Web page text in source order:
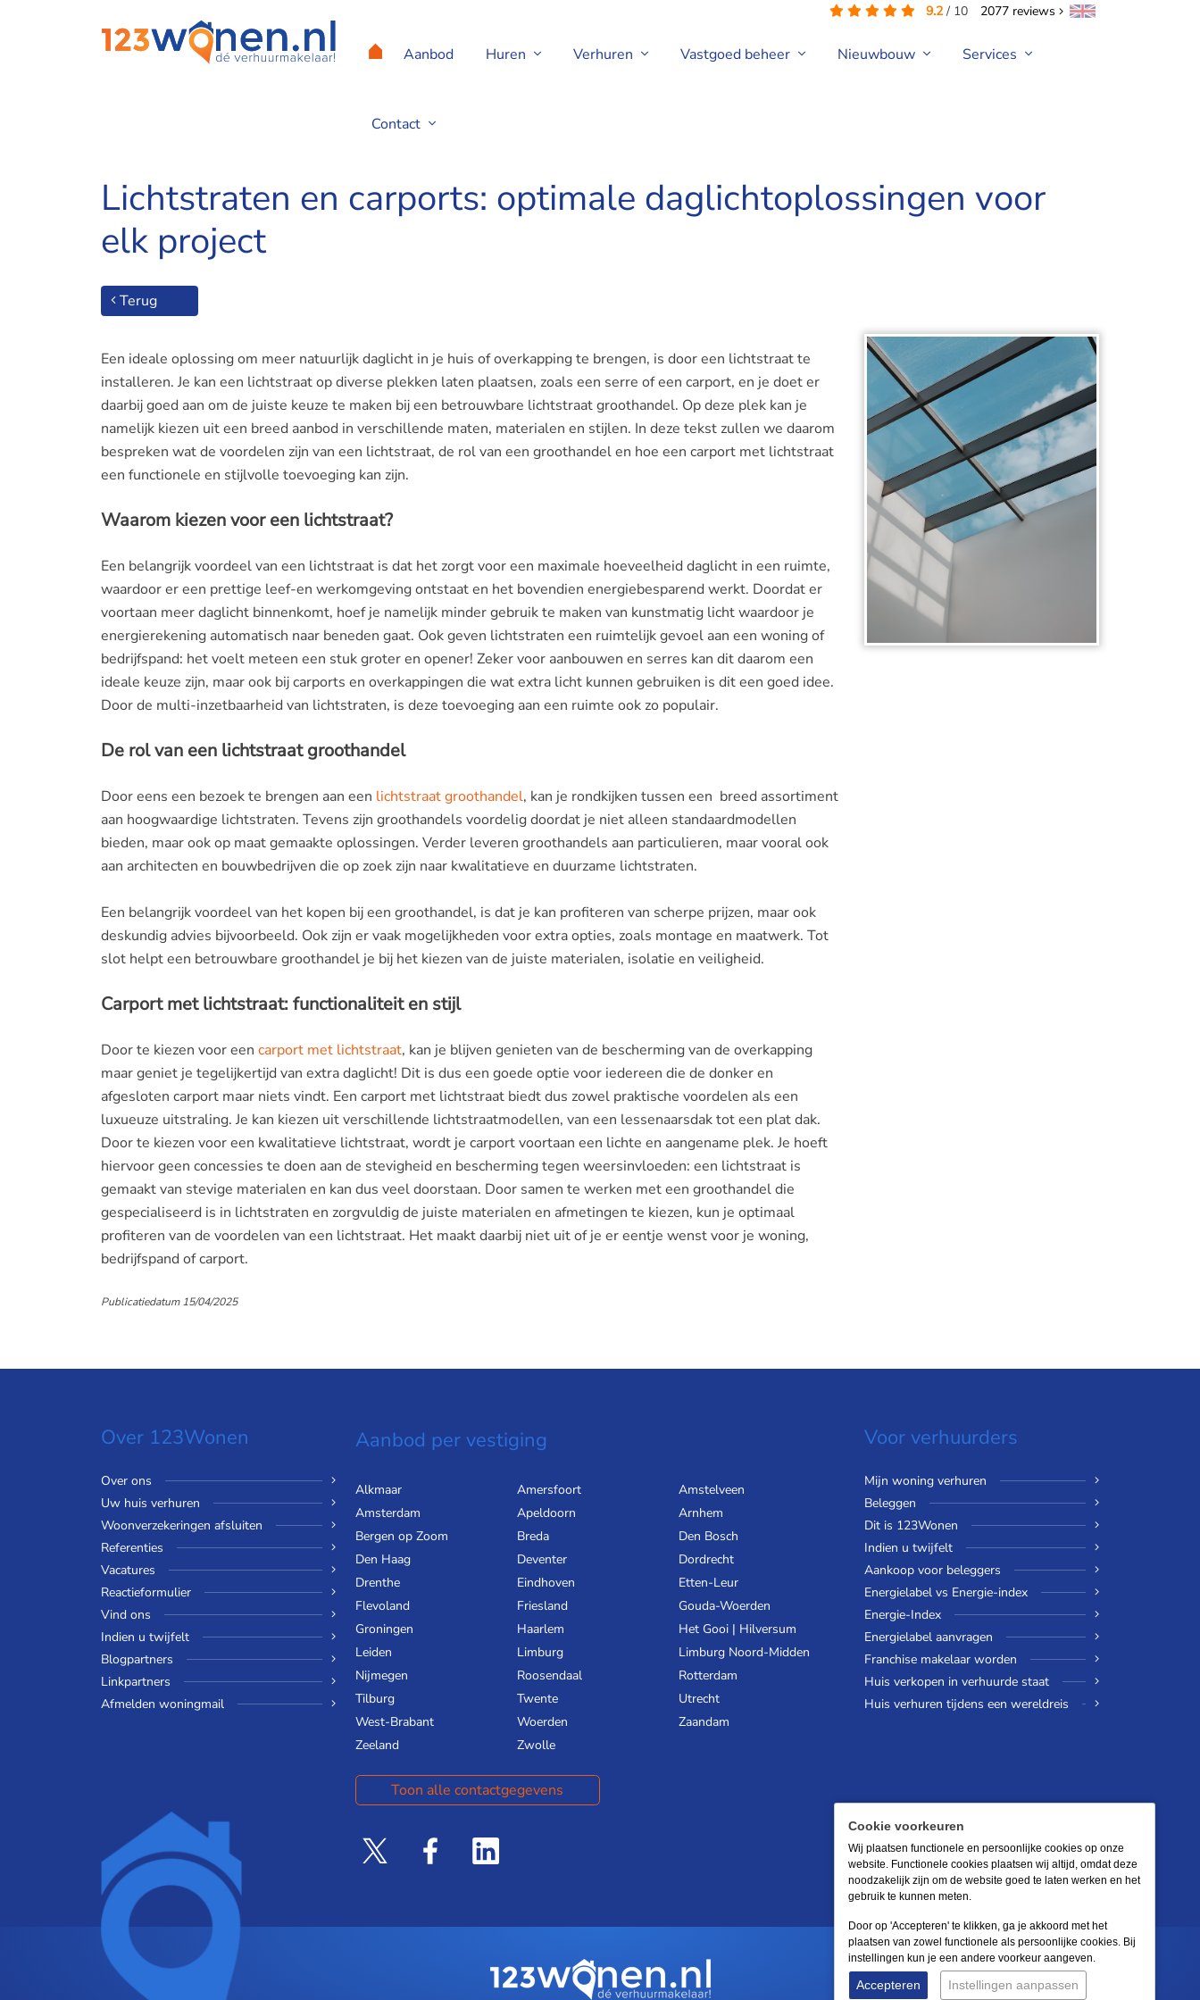
9.2/ 10 2077 reviews
Aanbod Huren Verhuren Vastgoed beheer Nieuwbouw Services
Contact
Lichtstraten en carports: optimale daglichtoplossingen voor elk project
Lichtstraten en carports: optimale daglichtoplossingen voor
elk project
Terug
Een ideale oplossing om meer natuurlijk daglicht in je huis of overkapping te brengen, is door een lichtstraat te
installeren. Je kan een lichtstraat op diverse plekken laten plaatsen, zoals een serre of een carport, en je doet er
daarbij goed aan om de juiste keuze te maken bij een betrouwbare lichtstraat groothandel. Op deze plek kan je
namelijk kiezen uit een breed aanbod in verschillende maten, materialen en stijlen. In deze tekst zullen we daarom
bespreken wat de voordelen zijn van een lichtstraat, de rol van een groothandel en hoe een carport met lichtstraat
een functionele en stijlvolle toevoeging kan zijn.
Waarom kiezen voor een lichtstraat?
Een belangrijk voordeel van een lichtstraat is dat het zorgt voor een maximale hoeveelheid daglicht in een ruimte,
waardoor er een prettige leef-en werkomgeving ontstaat en het bovendien energiebesparend werkt. Doordat er
voortaan meer daglicht binnenkomt, hoef je namelijk minder gebruik te maken van kunstmatig licht waardoor je
energierekening automatisch naar beneden gaat. Ook geven lichtstraten een ruimtelijk gevoel aan een woning of
bedrijfspand: het voelt meteen een stuk groter en opener! Zeker voor aanbouwen en serres kan dit daarom een
ideale keuze zijn, maar ook bij carports en overkappingen die wat extra licht kunnen gebruiken is dit een goed idee.
Door de multi-inzetbaarheid van lichtstraten, is deze toevoeging aan een ruimte ook zo populair.
De rol van een lichtstraat groothandel
Door eens een bezoek te brengen aan een lichtstraat groothandel, kan je rondkijken tussen een breed assortiment
aan hoogwaardige lichtstraten. Tevens zijn groothandels voordelig doordat je niet alleen standaardmodellen
bieden, maar ook op maat gemaakte oplossingen. Verder leveren groothandels aan particulieren, maar vooral ook
aan architecten en bouwbedrijven die op zoek zijn naar kwalitatieve en duurzame lichtstraten.
Een belangrijk voordeel van het kopen bij een groothandel, is dat je kan profiteren van scherpe prijzen, maar ook
deskundig advies bijvoorbeeld. Ook zijn er vaak mogelijkheden voor extra opties, zoals montage en maatwerk. Tot
slot helpt een betrouwbare groothandel je bij het kiezen van de juiste materialen, isolatie en veiligheid.
Carport met lichtstraat: functionaliteit en stijl
Door te kiezen voor een carport met lichtstraat, kan je blijven genieten van de bescherming van de overkapping
maar geniet je tegelijkertijd van extra daglicht! Dit is dus een goede optie voor iedereen die de donker en
afgesloten carport maar niets vindt. Een carport met lichtstraat biedt dus zowel praktische voordelen als een
luxueuze uitstraling. Je kan kiezen uit verschillende lichtstraatmodellen, van een lessenaarsdak tot een plat dak.
Door te kiezen voor een kwalitatieve lichtstraat, wordt je carport voortaan een lichte en aangename plek. Je hoeft
hiervoor geen concessies te doen aan de stevigheid en bescherming tegen weersinvloeden: een lichtstraat is
gemaakt van stevige materialen en kan dus veel doorstaan. Door samen te werken met een groothandel die
gespecialiseerd is in lichtstraten en zorgvuldig de juiste materialen en afmetingen te kiezen, kun je optimaal
profiteren van de voordelen van een lichtstraat. Het maakt daarbij niet uit of je er eentje wenst voor je woning,
bedrijfspand of carport.
Publicatiedatum 15/04/2025
Over 123Wonen
Over ons
Uw huis verhuren
Woonverzekeringen afsluiten
Referenties
Vacatures
Reactieformulier
Vind ons
Indien u twijfelt
Blogpartners
Linkpartners
Afmelden woningmail
Aanbod per vestiging
Alkmaar Amersfoort
Amstelveen
Amsterdam
Apeldoorn
Arnhem
Bergen op Zoom
Breda
Den Bosch
Den Haag
Deventer
Dordrecht
Drenthe
Eindhoven
Etten-Leur
Flevoland
Friesland
Gouda-Woerden
Groningen
Haarlem
Het Gooi | Hilversum
Leiden
Limburg
Limburg Noord-Midden
Nijmegen
Roosendaal
Rotterdam
Tilburg
Twente
Utrecht
West-Brabant
Woerden
Zaandam
Zeeland
Zwolle
Toon alle contactgegevens
Voor verhuurders
Mijn woning verhuren
Beleggen
Dit is 123Wonen
Indien u twijfelt
Aankoop voor beleggers
Energielabel vs Energie-index
Energie-Index
Energielabel aanvragen
Franchise makelaar worden
Huis verkopen in verhuurde staat
Huis verhuren tijdens een wereldreis
Cookie voorkeuren
Wij plaatsen functionele en persoonlijke cookies op onze
website. Functionele cookies plaatsen wij altijd, omdat deze
noodzakelijk zijn om de website goed te laten werken en het
gebruik te kunnen meten.
Door op 'Accepteren' te klikken, ga je akkoord met het
plaatsen van zowel functionele als persoonlijke cookies. Bij
instellingen kun je een andere voorkeur aangeven.
Accepteren Instellingen aanpassen